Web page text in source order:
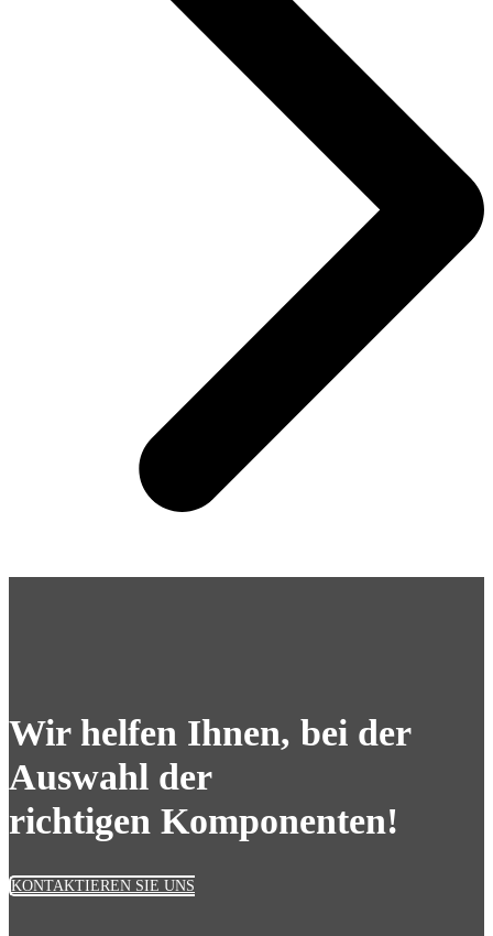
Wir helfen Ihnen, bei der
Auswahl der
richtigen Komponenten!
KONTAKTIEREN SIE UNS